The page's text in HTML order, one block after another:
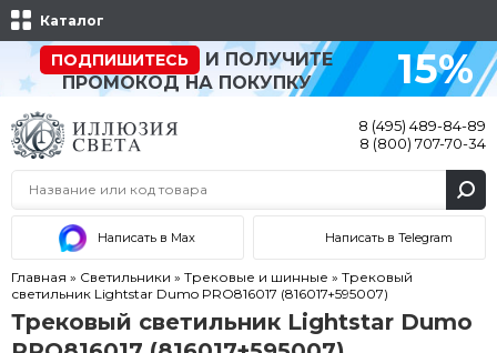
Каталог
ПОДПИШИТЕСЬ
И ПОЛУЧИТЕ
ПРОМОКОД НА ПОКУПКУ
15%
8 (495) 489-84-89
8 (800) 707-70-34
Написать в Max Написать в Telegram
Главная » Светильники » Трековые и шинные » Трековый
светильник Lightstar Dumo PRO816017 (816017+595007)
Трековый светильник Lightstar Dumo